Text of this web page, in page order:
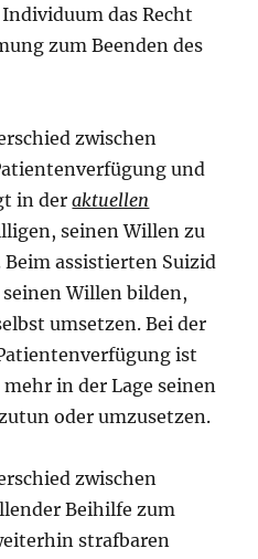
das Recht
zum Beenden des
zwischen
und
in deraktuellen
seinen Willen zu
assistierten Suizid
Willen bilden,
umsetzen. Bei der
ist
in der Lage seinen
oder umzusetzen.
zwischen
Beihilfe zum
strafbaren